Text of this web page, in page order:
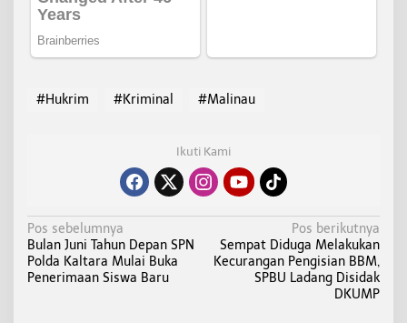
#Hukrim #Kriminal #Malinau
Ikuti Kami
N
a
v
Pos sebelumnya
Bulan Juni Tahun Depan SPN
Polda Kaltara Mulai Buka
Penerimaan Siswa Baru
Pos berikutnya
Sempat Diduga Melakukan
Kecurangan Pengisian BBM,
SPBU Ladang Disidak
DKUMP